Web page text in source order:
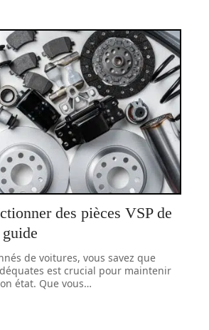
des pièces VSP de
de voitures, vous savez que
est crucial pour maintenir
état. Que vous…